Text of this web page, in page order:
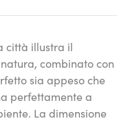
città illustra il
combinato con
sia appeso che
perfettamente a
La dimensione